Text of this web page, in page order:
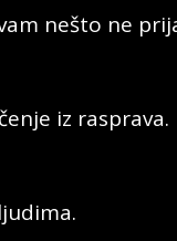
nešto ne
iz rasprava.